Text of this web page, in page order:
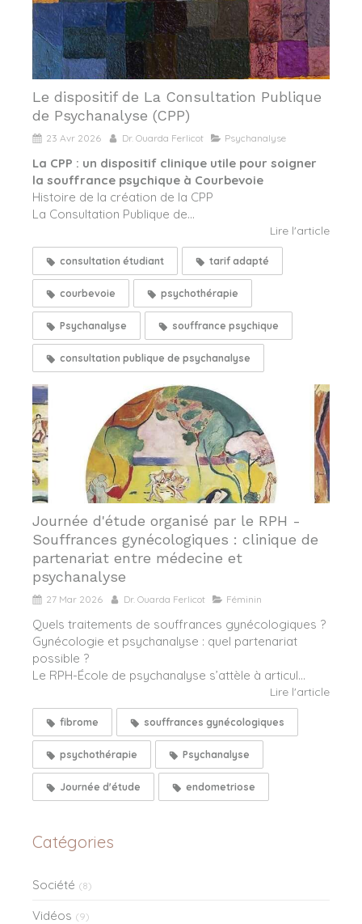
Le dispositif de La Consultation Publique
de Psychanalyse (CPP)
23 Avr 2026 Dr. Ouarda Ferlicot Psychanalyse
La CPP : un dispositif clinique utile pour soigner
la souffrance psychique à Courbevoie
Histoire de la création de la CPP
La Consultation Publique de...
Lire l'article
consultation étudiant tarif adapté
courbevoie psychothérapie
Psychanalyse souffrance psychique
consultation publique de psychanalyse
Journée d'étude organisé par le RPH -
Souffrances gynécologiques : clinique de
partenariat entre médecine et
psychanalyse
27 Mar 2026 Dr. Ouarda Ferlicot Féminin
Quels traitements de souffrances gynécologiques ?
Gynécologie et psychanalyse : quel partenariat
possible ?
Le RPH-École de psychanalyse s’attèle à articul...
Lire l'article
fibrome souffrances gynécologiques
psychothérapie Psychanalyse
Journée d'étude endometriose
Catégories
Société (8)
Vidéos (9)